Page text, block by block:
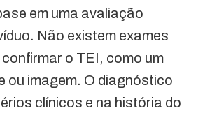
em uma avaliação
Não existem exames
o TEI, como um
ou imagem. O diagnóstico
clínicos e na história do